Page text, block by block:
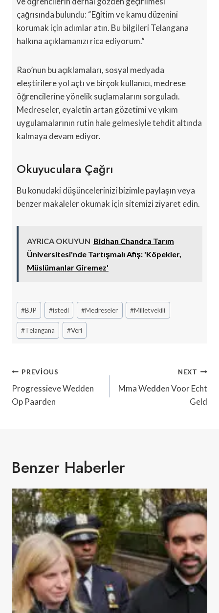
çağrısında bulundu: “Eğitim ve kamu düzenini
korumak için adımlar atın. Bu bilgileri Telangana
halkına açıklamanızı rica ediyorum.”
Rao’nun bu açıklamaları, sosyal medyada
eleştirilere yol açtı ve birçok kullanıcı, medrese
öğrencilerine yönelik suçlamalarını sorguladı.
Medreseler, eyaletin artan gözetimi ve yıkım
uygulamalarının rutin hale gelmesiyle tehdit altında
kalmaya devam ediyor.
Okuyuculara Çağrı
Bu konudaki düşüncelerinizi bizimle paylaşın veya
benzer makaleler okumak için sitemizi ziyaret edin.
AYRICA OKUYUN Bidhan Chandra Tarım
Üniversitesi'nde Tartışmalı Afiş: 'Köpekler,
Müslümanlar Giremez'
Post
Tags:
#BJP #istedi #Medreseler #Milletvekili
#Telangana #Veri
Yazı
Gezinmesi
PREVIOUS
Progressieve Wedden
Op Paarden
NEXT
Mma Wedden Voor Echt
Geld
Benzer Haberler